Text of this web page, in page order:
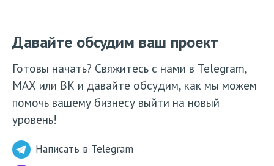
Давайте обсудим ваш проект
Готовы начать? Свяжитесь с нами в Telegram,
МАХ или ВК и давайте обсудим, как мы можем
помочь вашему бизнесу выйти на новый
уровень!
Написать в Telegram